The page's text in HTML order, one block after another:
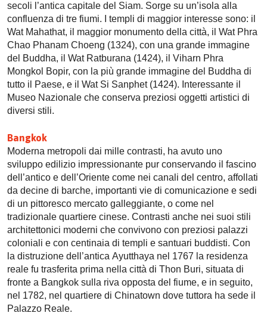
secoli l’antica capitale del Siam. Sorge su un’isola alla
confluenza di tre fiumi. I templi di maggior interesse sono: il
Wat Mahathat, il maggior monumento della città, il Wat Phra
Chao Phanam Choeng (1324), con una grande immagine
del Buddha, il Wat Ratburana (1424), il Viharn Phra
Mongkol Bopir, con la più grande immagine del Buddha di
tutto il Paese, e il Wat Si Sanphet (1424). Interessante il
Museo Nazionale che conserva preziosi oggetti artistici di
diversi stili.
Bangkok
Moderna metropoli dai mille contrasti, ha avuto uno
sviluppo edilizio impressionante pur conservando il fascino
dell’antico e dell’Oriente come nei canali del centro, affollati
da decine di barche, importanti vie di comunicazione e sedi
di un pittoresco mercato galleggiante, o come nel
tradizionale quartiere cinese. Contrasti anche nei suoi stili
architettonici moderni che convivono con preziosi palazzi
coloniali e con centinaia di templi e santuari buddisti. Con
la distruzione dell’antica Ayutthaya nel 1767 la residenza
reale fu trasferita prima nella città di Thon Buri, situata di
fronte a Bangkok sulla riva opposta del fiume, e in seguito,
nel 1782, nel quartiere di Chinatown dove tuttora ha sede il
Palazzo Reale.